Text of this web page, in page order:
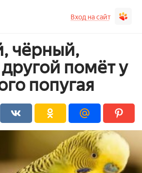
Вход на сайт
чёрный,
помёт у
попугая